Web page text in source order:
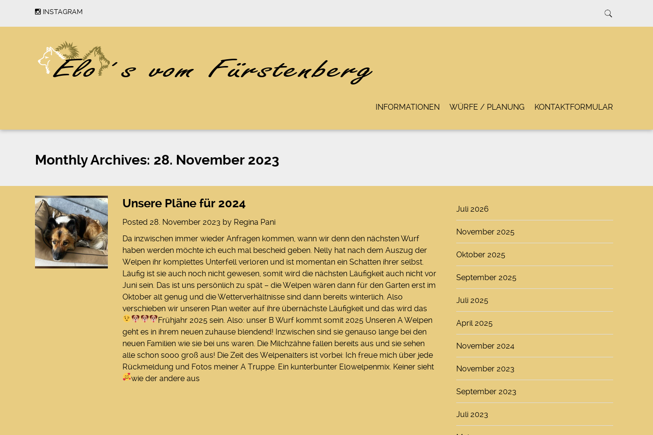
INSTAGRAM
INFORMATIONEN WÜRFE / PLANUNG KONTAKTFORMULAR
Monthly Archives: 28. November 2023
Unsere Pläne für 2024
Posted 28. November 2023 by Regina Pani
Da inzwischen immer wieder Anfragen kommen, wann wir denn den nächsten Wurf
haben werden möchte ich euch mal bescheid geben. Nelly hat nach dem Auszug der
Welpen ihr komplettes Unterfell verloren und ist momentan ein Schatten ihrer selbst.
Läufig ist sie auch noch nicht gewesen, somit wird die nächsten Läufigkeit auch nicht vor
Juni sein. Das ist uns persönlich zu spät – die Welpen wären dann für den Garten erst im
Oktober alt genug und die Wetterverhältnisse sind dann bereits winterlich. Also
verschieben wir unseren Plan weiter auf ihre übernächste Läufigkeit und das wird das
Frühjahr 2025 sein. Also: unser B Wurf kommt somit 2025 Unseren A Welpen
geht es in ihrem neuen zuhause blendend! Inzwischen sind sie genauso lange bei den
neuen Familien wie sie bei uns waren. Die Milchzähne fallen bereits aus und sie sehen
alle schon sooo groß aus! Die Zeit des Welpenalters ist vorbei: Ich freue mich über jede
Rückmeldung und Fotos meiner A Truppe. Ein kunterbunter Elowelpenmix. Keiner sieht
wie der andere aus
Juli 2026
November 2025
Oktober 2025
September 2025
Juli 2025
April 2025
November 2024
November 2023
September 2023
Juli 2023